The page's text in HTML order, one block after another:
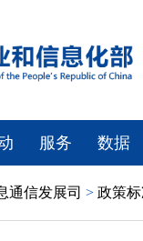
服务 数据
通信发展司 > 政策